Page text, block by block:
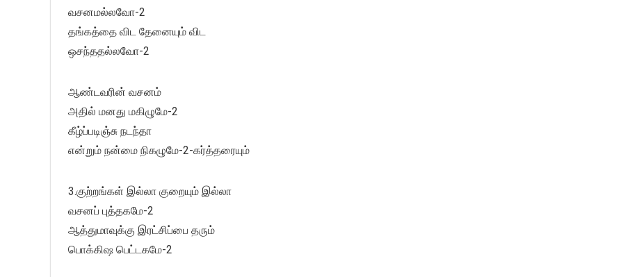
வசனமல்லவோ-2
தங்கத்தை விட தேனையும் விட
ஒசந்ததல்லவோ-2
ஆண்டவரின் வசனம்
அதில் மனது மகிழுமே-2
கீழ்ப்படிஞ்சு நடந்தா
என்றும் நன்மை நிகழுமே-2-கர்த்தரையும்
3.குற்றங்கள் இல்லா குறையும் இல்லா
வசனப் புத்தகமே-2
ஆத்துமாவுக்கு இரட்சிப்பை தரும்
பொக்கிஷ பெட்டகமே-2